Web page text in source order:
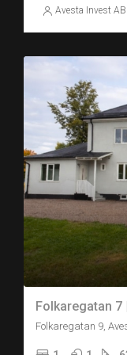
Avesta Invest AB
Folkaregatan 7
Folkaregatan 9,